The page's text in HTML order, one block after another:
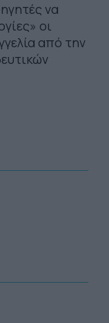
να
οι
από την